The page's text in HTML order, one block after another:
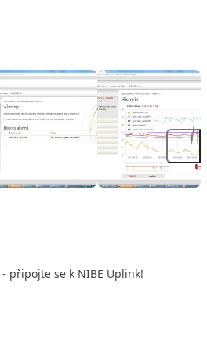
připojte se k NIBE Uplink!